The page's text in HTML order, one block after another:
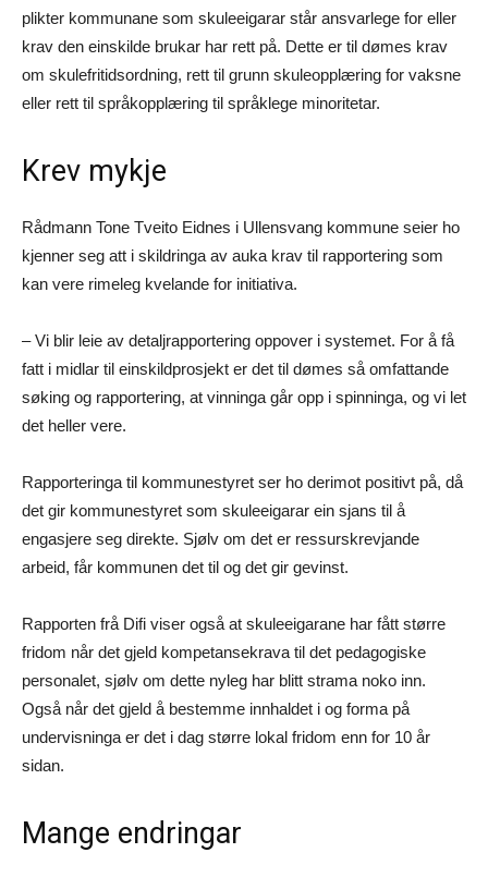
plikter kommunane som skuleeigarar står ansvarlege for eller
krav den einskilde brukar har rett på. Dette er til dømes krav
om skulefritidsordning, rett til grunn skuleopplæring for vaksne
eller rett til språkopplæring til språklege minoritetar.
Krev mykje
Rådmann Tone Tveito Eidnes i Ullensvang kommune seier ho
kjenner seg att i skildringa av auka krav til rapportering som
kan vere rimeleg kvelande for initiativa.
– Vi blir leie av detaljrapportering oppover i systemet. For å få
fatt i midlar til einskildprosjekt er det til dømes så omfattande
søking og rapportering, at vinninga går opp i spinninga, og vi let
det heller vere.
Rapporteringa til kommunestyret ser ho derimot positivt på, då
det gir kommunestyret som skuleeigarar ein sjans til å
engasjere seg direkte. Sjølv om det er ressurskrevjande
arbeid, får kommunen det til og det gir gevinst.
Rapporten frå Difi viser også at skuleeigarane har fått større
fridom når det gjeld kompetansekrava til det pedagogiske
personalet, sjølv om dette nyleg har blitt strama noko inn.
Også når det gjeld å bestemme innhaldet i og forma på
undervisninga er det i dag større lokal fridom enn for 10 år
sidan.
Mange endringar